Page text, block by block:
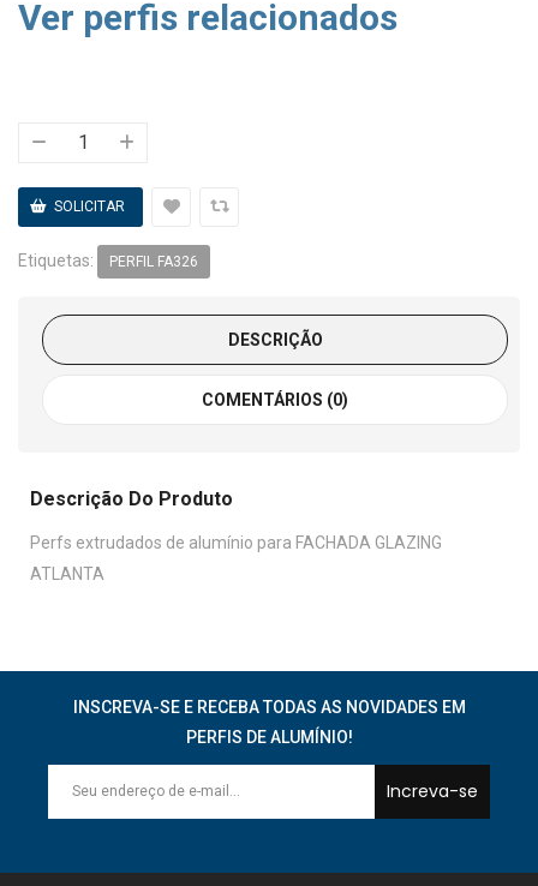
Ver perfis relacionados
Etiquetas: PERFIL FA326
DESCRIÇÃO
COMENTÁRIOS (0)
Descrição Do Produto
Perfs extrudados de alumínio para FACHADA GLAZING
ATLANTA
INSCREVA-SE E RECEBA TODAS AS NOVIDADES EM
PERFIS DE ALUMÍNIO!
Increva-se